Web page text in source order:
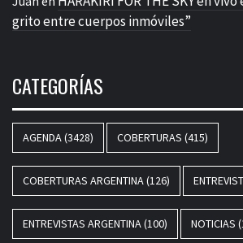
grito entre cuerpos inmóviles”
CATEGORÍAS
AGENDA(3428) COBERTURAS (415)
COBERTURAS ARGENTINA(126)
ENTREVISTAS ARGENTINA(100) NOTICIAS